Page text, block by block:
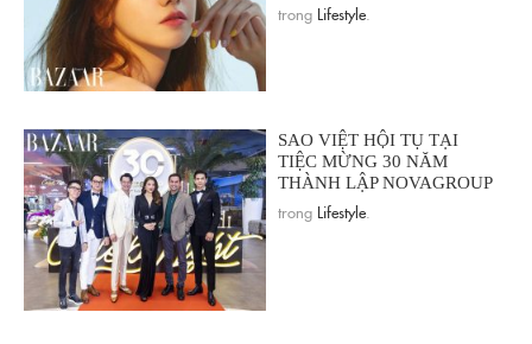
trong Lifestyle
SAO VIỆT HỘI TỤ TẠI
TIỆC MỪNG 30 NĂM
THÀNH LẬP NOVAGROUP
trong Lifestyle